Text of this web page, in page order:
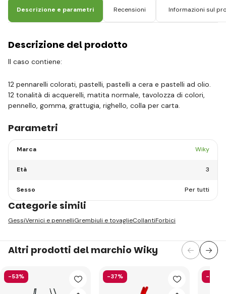
Descrizione e parametri Recensioni Informazioni sul
Descrizione del prodotto
Il caso contiene:
12 pennarelli colorati, pastelli, pastelli a cera e pastelli ad olio.
12 tonalità di acquerelli, matita normale, tavolozza di colori,
pennello, gomma, grattugia, righello, colla per carta.
Parametri
Marca Wiky
Età 3
Sesso Per tutti
Categorie simili
GessiVernici e pennelliGrembiuli e tovaglieCollantiForbici
Altri prodotti del marchio Wiky
-53% -37% -29%